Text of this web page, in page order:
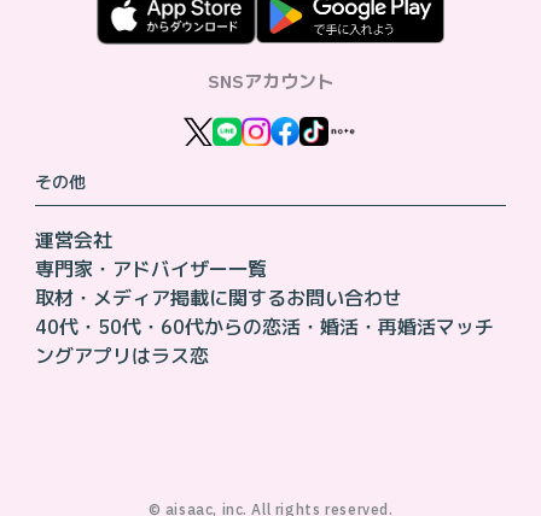
SNSアカウント
その他
運営会社
専門家・アドバイザー一覧
取材・メディア掲載に関するお問い合わせ
40代・50代・60代からの恋活・婚活・再婚活マッチ
ングアプリはラス恋
©︎ aisaac, inc. All rights reserved.